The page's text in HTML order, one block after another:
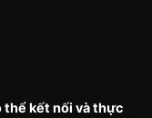
thể kết nối và thực